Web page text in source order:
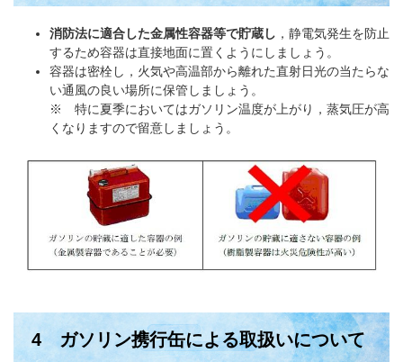
消防法に適合した金属性容器等で貯蔵し ，静電気発生を防止
するため容器は直接地面に置くようにしましょう。
容器は密栓し，火気や高温部から離れた直射日光の当たらな
い通風の良い場所に保管しましょう。
※ 特に夏季においてはガソリン温度が上がり，蒸気圧が高
くなりますので留意しましょう。
4 ガソリン携行缶による取扱いについて